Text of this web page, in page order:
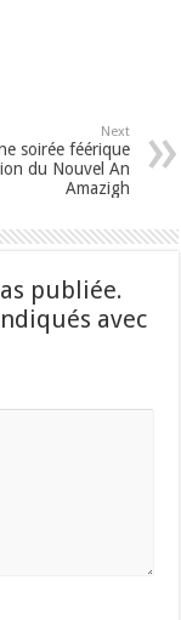
Next
soirée féérique
du Nouvel An
Amazigh
publiée.
avec